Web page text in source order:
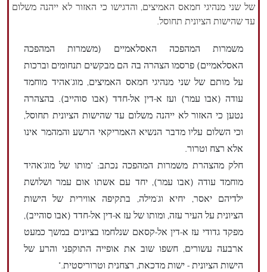
של שני מנהיגי חמאס האמיצים, והדגישו כי האזור לא ייהנה משלום
עד שהישות הציונית תחוסל.
משמרות המהפכה האסלאמיים (משמרות המהפכה
האסלאמיים) פרסמו הצהרה בה הם מבקשים תנחומים וברכות
על מותם של שני מנהיגי חמאס האמיצים, מוג'אהיד מוחמד
עודה (אבו עמר) ועז א-דין אל-חדד (אבו סוהייב). בהצהרה
נטען כי האזור לא ייהנה משלום עד שהישות הציונית תחוסל,
וכי השלום עליו מדבר הנשיא האמריקאי הרשע והמהמר אינו
אלא רצח וטרור.
חלק מהצהרת משמרות המהפכה נכתב: "מותו של מוג'אהיד
מוחמד עודה (אבו עמר), יחד עם אשתו אום עמר ושלושת
ילדיהם יאסר, יחיא וג'מילה, בתקיפה אווירית של הישות
הציונית על העיר עזה, ומותו של עז א-דין אל-חדד (אבו סוהייב),
מפקד גדודי עז א-דין אל-קסאם שנלחמו בציונים במשך כמעט
ארבעה עשורים, חשפו שוב את אופייה התוקפני והרע של
הישות הציונית - ישות מדכאת, רצחנית וטרוריסטית."